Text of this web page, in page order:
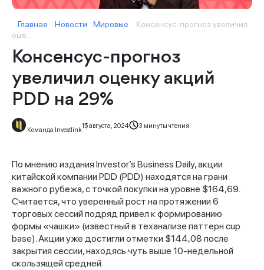
Главная Новости Мировые
Консенсус-прогноз увеличил
оце...
Консенсус-прогноз
увеличил оценку акций
PDD на 29%
Команда Investlink
15 августа, 2024 3 минуты чтения
По мнению издания Investor’s Business Daily, акции
китайской компании PDD (PDD) находятся на грани
важного рубежа, с точкой покупки на уровне $164,69.
Считается, что уверенный рост на протяжении 6
торговых сессий подряд привел к формированию
формы «чашки» (известный в теханализе паттерн cup
base). Акции уже достигли отметки $144,08 после
закрытия сессии, находясь чуть выше 10-недельной
скользящей средней.